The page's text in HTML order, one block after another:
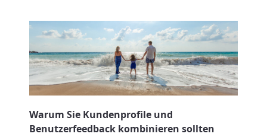
Warum Sie Kundenprofile und
Benutzerfeedback kombinieren sollten